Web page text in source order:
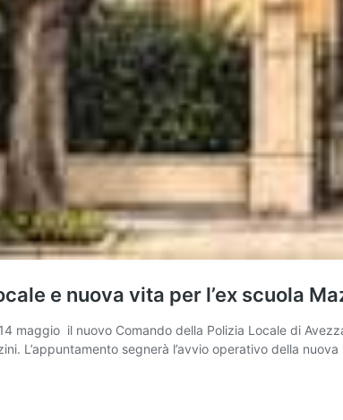
e nuova vita per l’ex scuola
maggio il nuovo Comando della Polizia Locale di
L’appuntamento segnerà l’avvio operativo della